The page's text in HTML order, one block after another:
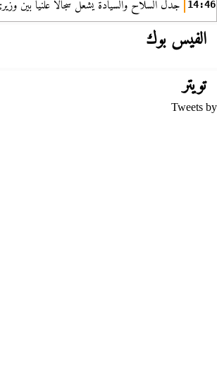
14:46 جدل السلاح والسيادة يشعل سجالا علنيا بين
الفيس بوك
تويتر
Tweets by